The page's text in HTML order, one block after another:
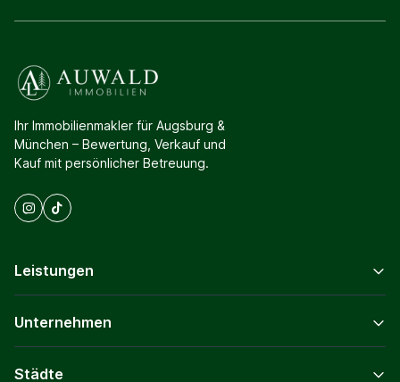
Ihr Immobilienmakler für Augsburg &
München – Bewertung, Verkauf und
Kauf mit persönlicher Betreuung.
Leistungen
Unternehmen
Städte